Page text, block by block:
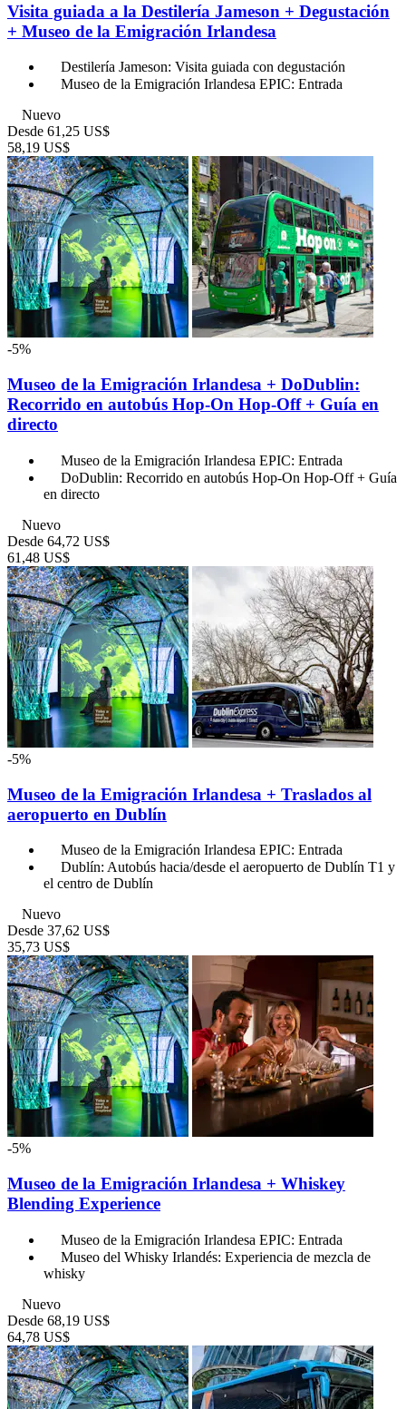
Visita guiada a la Destilería Jameson + Degustación
+ Museo de la Emigración Irlandesa
Destilería Jameson: Visita guiada con degustación
Museo de la Emigración Irlandesa EPIC: Entrada
Nuevo
Desde 61,25 US$
58,19 US$
-5%
Museo de la Emigración Irlandesa + DoDublin:
Recorrido en autobús Hop-On Hop-Off + Guía en
directo
Museo de la Emigración Irlandesa EPIC: Entrada
DoDublin: Recorrido en autobús Hop-On Hop-Off + Guía
en directo
Nuevo
Desde 64,72 US$
61,48 US$
-5%
Museo de la Emigración Irlandesa + Traslados al
aeropuerto en Dublín
Museo de la Emigración Irlandesa EPIC: Entrada
Dublín: Autobús hacia/desde el aeropuerto de Dublín T1 y
el centro de Dublín
Nuevo
Desde 37,62 US$
35,73 US$
-5%
Museo de la Emigración Irlandesa + Whiskey
Blending Experience
Museo de la Emigración Irlandesa EPIC: Entrada
Museo del Whisky Irlandés: Experiencia de mezcla de
whisky
Nuevo
Desde 68,19 US$
64,78 US$